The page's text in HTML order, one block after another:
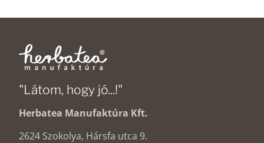
"Látom, hogy jó...!"
Herbatea Manufaktúra Kft.
2624 Szokolya, Hársfa utca 9.